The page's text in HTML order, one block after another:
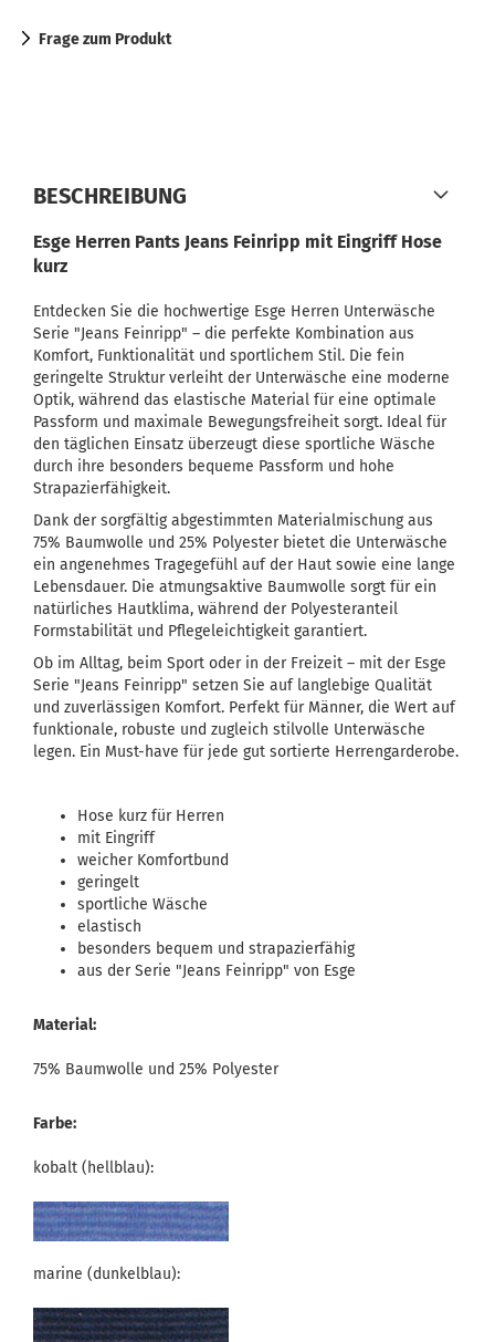
Frage zum Produkt
BESCHREIBUNG
Esge Herren Pants Jeans Feinripp mit Eingriff Hose
kurz
Entdecken Sie die hochwertige Esge Herren Unterwäsche
Serie "Jeans Feinripp" – die perfekte Kombination aus
Komfort, Funktionalität und sportlichem Stil. Die fein
geringelte Struktur verleiht der Unterwäsche eine moderne
Optik, während das elastische Material für eine optimale
Passform und maximale Bewegungsfreiheit sorgt. Ideal für
den täglichen Einsatz überzeugt diese sportliche Wäsche
durch ihre besonders bequeme Passform und hohe
Strapazierfähigkeit.
Dank der sorgfältig abgestimmten Materialmischung aus
75% Baumwolle und 25% Polyester bietet die Unterwäsche
ein angenehmes Tragegefühl auf der Haut sowie eine lange
Lebensdauer. Die atmungsaktive Baumwolle sorgt für ein
natürliches Hautklima, während der Polyesteranteil
Formstabilität und Pflegeleichtigkeit garantiert.
Ob im Alltag, beim Sport oder in der Freizeit – mit der Esge
Serie "Jeans Feinripp" setzen Sie auf langlebige Qualität
und zuverlässigen Komfort. Perfekt für Männer, die Wert auf
funktionale, robuste und zugleich stilvolle Unterwäsche
legen. Ein Must-have für jede gut sortierte Herrengarderobe.
Hose kurz für Herren
mit Eingriff
weicher Komfortbund
geringelt
sportliche Wäsche
elastisch
besonders bequem und strapazierfähig
aus der Serie "Jeans Feinripp" von Esge
Material:
75% Baumwolle und 25% Polyester
Farbe:
kobalt (hellblau):
marine (dunkelblau):